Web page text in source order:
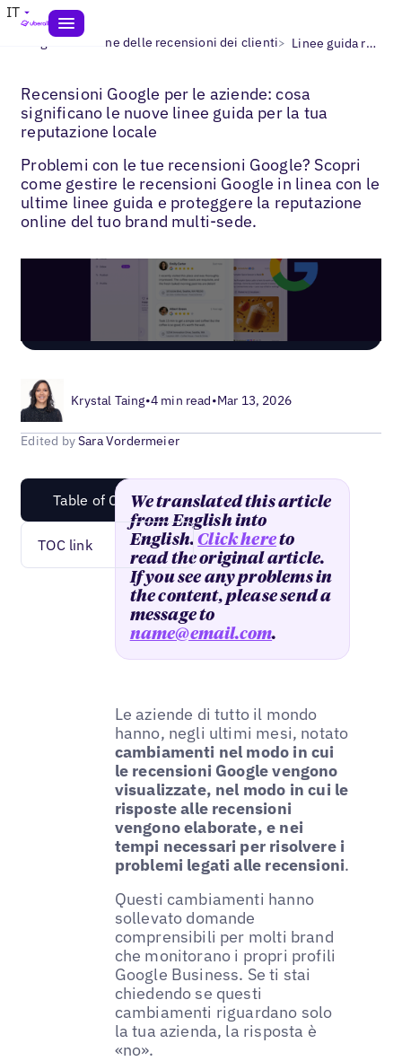
IT
Blogs> Gestione delle recensioni dei clienti> Linee guida recensioni Google
Recensioni Google per le aziende: cosa
significano le nuove linee guida per la tua
reputazione locale
Problemi con le tue recensioni Google? Scopri
come gestire le recensioni Google in linea con le
ultime linee guida e proteggere la reputazione
online del tuo brand multi-sede.
Krystal Taing•4 min read•Mar 13, 2026
Edited bySara Vordermeier
Table of Content
TOC link
We translated this article
from English into
English.Click hereto
read the original article.
If you see any problems in
the content, please send a
message to
name@email.com.
Le aziende di tutto il mondo
hanno, negli ultimi mesi, notato
cambiamenti nel modo in cui
le recensioni Google vengono
visualizzate, nel modo in cui le
risposte alle recensioni
vengono elaborate, e nei
tempi necessari per risolvere i
problemi legati alle recensioni.
Questi cambiamenti hanno
sollevato domande
comprensibili per molti brand
che monitorano i propri profili
Google Business. Se ti stai
chiedendo se questi
cambiamenti riguardano solo
la tua azienda, la risposta è
«no».